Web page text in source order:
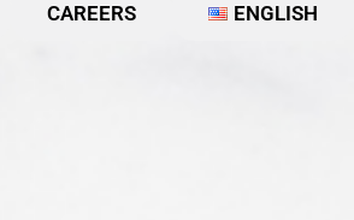
CAREERS ENGLISH